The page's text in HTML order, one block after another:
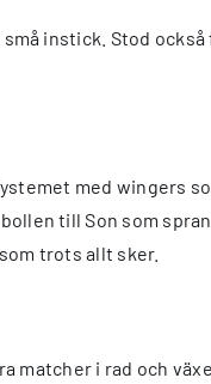
instick. Stod
med wingers
till Son som
trots allt sker.
matcher i rad och